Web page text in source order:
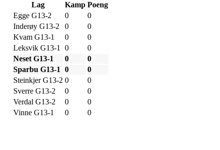
Lag
Kamp Poeng
Egge G13-2
0
0
Inderøy G13-2
0
0
Kvam G13-1
0
0
Leksvik G13-1
0
0
Neset G13-1
0
0
Sparbu G13-1
0
0
Steinkjer G13-2 0
0
Sverre G13-2
0
0
Verdal G13-2
0
0
Vinne G13-1
0 0